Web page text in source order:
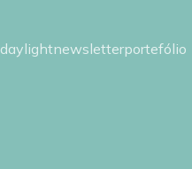
daylightnewsletterportefólio